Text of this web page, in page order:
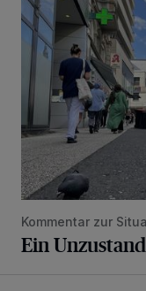
Kommentar zur
Ein